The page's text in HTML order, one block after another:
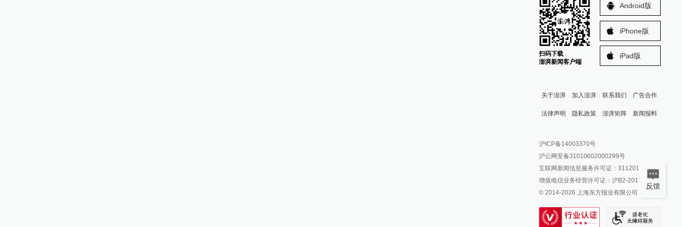
扫码下载
澎湃新闻客户端
Android版
iPhone版
iPad版
关于澎湃 加入澎湃 联系我们 广告合作
法律声明 隐私政策 澎湃矩阵
澎湃新闻公众号
澎湃新闻抖音号
派生万物开放平台
IP SHANGHAI
SIXTH TONE
新闻报料
报料邮箱: news@thepaper.cn
沪ICP备14003370号
沪公网安备31010602000299号
互联网新闻信息服务许可证：31120170006
增值电信业务经营许可证：沪B2-2017116
© 2014-2026 上海东方报业有限公司
反馈